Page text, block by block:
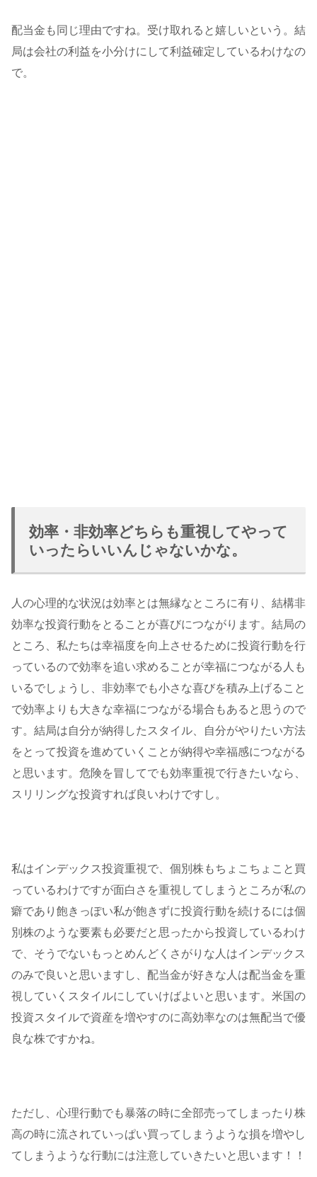
配当金も同じ理由ですね。受け取れると嬉しいという。結
局は会社の利益を小分けにして利益確定しているわけなの
で。
効率・非効率どちらも重視してやって
いったらいいんじゃないかな。
人の心理的な状況は効率とは無縁なところに有り、結構非
効率な投資行動をとることが喜びにつながります。結局の
ところ、私たちは幸福度を向上させるために投資行動を行
っているので効率を追い求めることが幸福につながる人も
いるでしょうし、非効率でも小さな喜びを積み上げること
で効率よりも大きな幸福につながる場合もあると思うので
す。結局は自分が納得したスタイル、自分がやりたい方法
をとって投資を進めていくことが納得や幸福感につながる
と思います。危険を冒してでも効率重視で行きたいなら、
スリリングな投資すれば良いわけですし。
私はインデックス投資重視で、個別株もちょこちょこと買
っているわけですが面白さを重視してしまうところが私の
癖であり飽きっぽい私が飽きずに投資行動を続けるには個
別株のような要素も必要だと思ったから投資しているわけ
で、そうでないもっとめんどくさがりな人はインデックス
のみで良いと思いますし、配当金が好きな人は配当金を重
視していくスタイルにしていけばよいと思います。米国の
投資スタイルで資産を増やすのに高効率なのは無配当で優
良な株ですかね。
ただし、心理行動でも暴落の時に全部売ってしまったり株
高の時に流されていっぱい買ってしまうような損を増やし
てしまうような行動には注意していきたいと思います！！